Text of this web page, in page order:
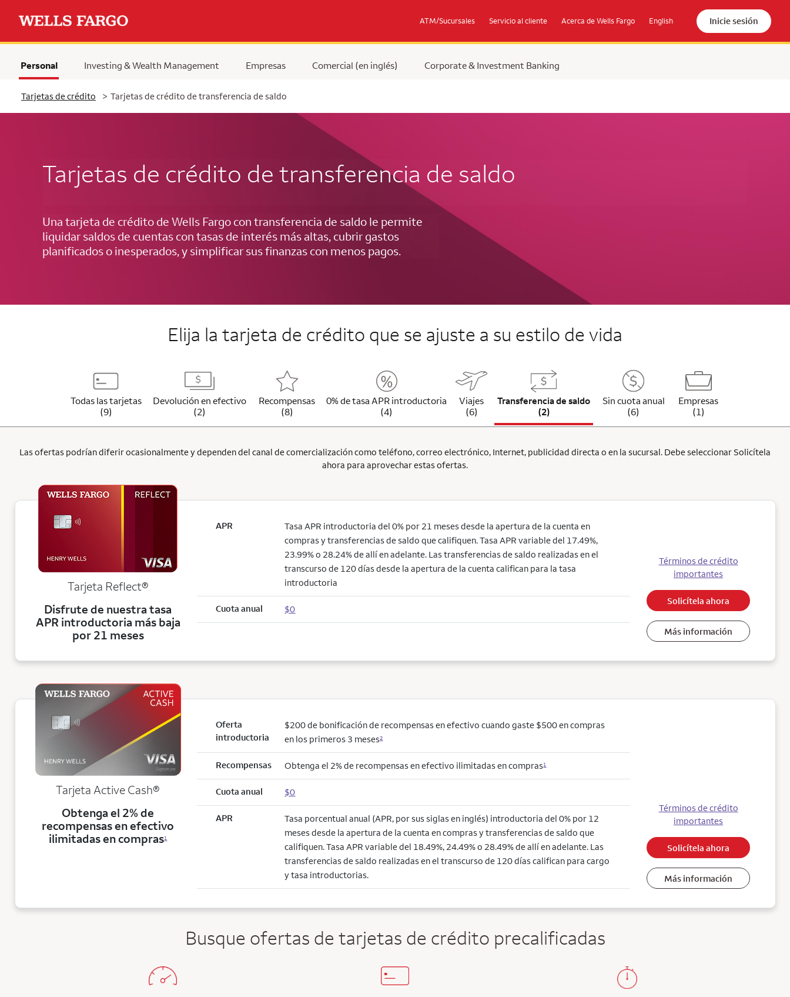
ATM/Sucursales Servicio al cliente Acerca de Wells Fargo English Inicie sesión
Personal Investing & Wealth Management Empresas Comercial (en inglés) Corporate & Investment Banking
Tarjetas de crédito > Tarjetas de crédito de transferencia de saldo
Tarjetas de crédito de transferencia de saldo
Una tarjeta de crédito de Wells Fargo con transferencia de saldo le permite
liquidar saldos de cuentas con tasas de interés más altas, cubrir gastos
planificados o inesperados, y simplificar sus finanzas con menos pagos.
Elija la tarjeta de crédito que se ajuste a su estilo de vida
Todas las tarjetas
(9)
Devolución en efectivo
(2)
Recompensas
(8)
0% de tasa APR introductoria
(4)
Viajes
(6)
Transferencia de saldo
(2)
Sin cuota anual
(6)
Empresas
(1)
Las ofertas podrían diferir ocasionalmente y dependen del canal de comercialización como teléfono, correo electrónico, Internet, publicidad directa o en la sucursal. Debe seleccionar Solicítela
ahora para aprovechar estas ofertas.
Tarjeta Reflect®
Disfrute de nuestra tasa
APR introductoria más baja
por 21 meses
APR
Tasa APR introductoria del 0% por 21 meses desde la apertura de la cuenta en
compras y transferencias de saldo que califiquen. Tasa APR variable del 17.49%,
23.99% o 28.24% de allí en adelante. Las transferencias de saldo realizadas en el
transcurso de 120 días desde la apertura de la cuenta califican para la tasa
introductoria
Cuota anual $0
Términos de crédito
importantes
Solicítela ahora
Más información
Tarjeta Active Cash®
Obtenga el 2% de
recompensas en efectivo
ilimitadas en compras1
Oferta
introductoria
$200 de bonificación de recompensas en efectivo cuando gaste $500 en compras
en los primeros 3 meses2
Recompensas Obtenga el 2% de recompensas en efectivo ilimitadas en compras1
Cuota anual $0
APR
Tasa porcentual anual (APR, por sus siglas en inglés) introductoria del 0% por 12
meses desde la apertura de la cuenta en compras y transferencias de saldo que
califiquen. Tasa APR variable del 18.49%, 24.49% o 28.49% de allí en adelante. Las
transferencias de saldo realizadas en el transcurso de 120 días califican para cargo
y tasa introductorias.
Términos de crédito
importantes
Solicítela ahora
Más información
Busque ofertas de tarjetas de crédito precalificadas